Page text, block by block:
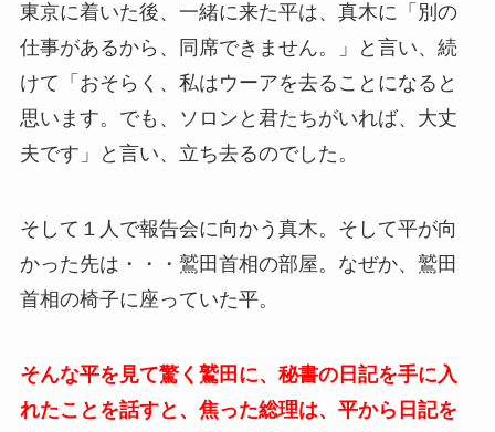
東京に着いた後、一緒に来た平は、真木に「別の
仕事があるから、同席できません。」と言い、続
けて「おそらく、私はウーアを去ることになると
思います。でも、ソロンと君たちがいれば、大丈
夫です」と言い、立ち去るのでした。
そして１人で報告会に向かう真木。そして平が向
かった先は・・・鷲田首相の部屋。なぜか、鷲田
首相の椅子に座っていた平。
そんな平を見て驚く鷲田に、秘書の日記を手に入
れたことを話すと、焦った総理は、平から日記を